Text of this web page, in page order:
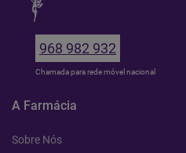
968 982 932
Chamada para rede móvel nacional
A Farmácia
Sobre Nós